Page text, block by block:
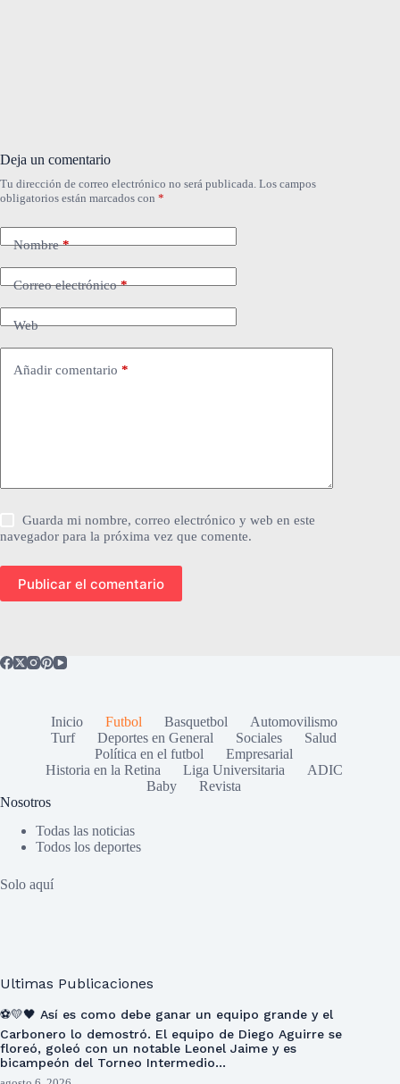
Deja un comentario
Tu dirección de correo electrónico no será publicada. Los campos
obligatorios están marcados con *
Nombre*
Correo electrónico*
Web
Añadir comentario *
Guarda mi nombre, correo electrónico y web en este
navegador para la próxima vez que comente.
Publicar el comentario
Inicio Futbol Basquetbol
Automovilismo
Turf
Deportes en General Sociales
Salud
Política en el futbol
Empresarial
Historia en la Retina
Liga Universitaria
ADIC
Baby
Revista
Nosotros
Todas las noticias
Todos los deportes
Solo aquí
Ultimas Publicaciones
⚽💛🖤 Así es como debe ganar un equipo grande y el
Carbonero lo demostró. El equipo de Diego Aguirre se
floreó, goleó con un notable Leonel Jaime y es
bicampeón del Torneo Intermedio…